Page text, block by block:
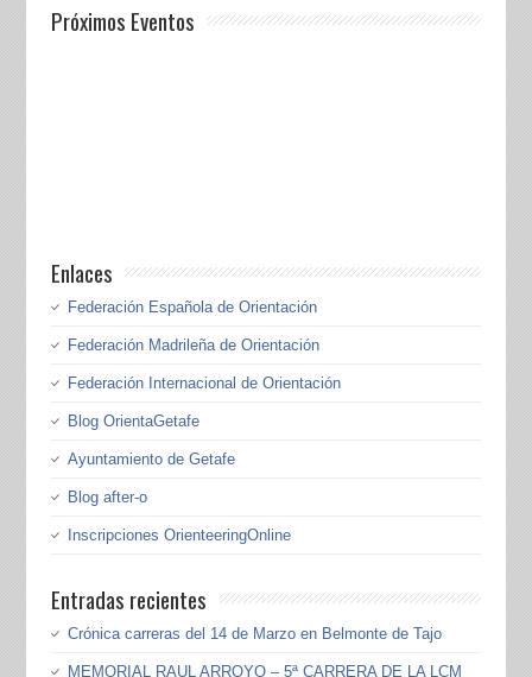
Próximos Eventos
Enlaces
Federación Española de Orientación
Federación Madrileña de Orientación
Federación Internacional de Orientación
Blog OrientaGetafe
Ayuntamiento de Getafe
Blog after-o
Inscripciones OrienteeringOnline
Entradas recientes
Crónica carreras del 14 de Marzo en Belmonte de Tajo
MEMORIAL RAUL ARROYO – 5ª CARRERA DE LA LCM